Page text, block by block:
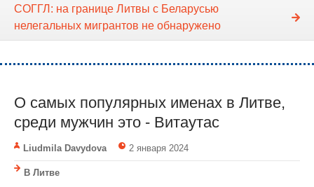
СОГГЛ: на границе Литвы с Беларусью
нелегальных мигрантов не обнаружено
О самых популярных именах в Литве,
среди мужчин это - Витаутас
Liudmila Davydova 2 января 2024
В Литве